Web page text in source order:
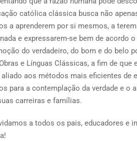
católica clássica busca não
a aprenderem por si mesmos, a
e expressarem-se bem de acordo
do verdadeiro, do bom e do belo
e Línguas Clássicas, a fim de
aos métodos mais eficientes de
para a contemplação da verdade e o
carreiras e famílias.
a todos os pais, educadores e